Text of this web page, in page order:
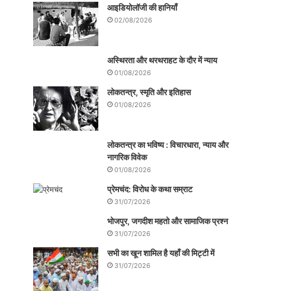
आइडियोलॉजी की हानियाँ
02/08/2026
अस्थिरता और थरथराहट के दौर में न्याय
01/08/2026
लोकतन्त्र, स्मृति और इतिहास
01/08/2026
लोकतन्त्र का भविष्य : विचारधारा, न्याय और
नागरिक विवेक
01/08/2026
प्रेमचंद: विरोध के कथा सम्राट
31/07/2026
भोजपुर, जगदीश महतो और सामाजिक प्रश्न
31/07/2026
सभी का खून शामिल है यहाँ की मिट्टी में
31/07/2026